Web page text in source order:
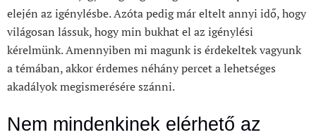
elején az igénylésbe. Azóta pedig már eltelt annyi idő, hogy
világosan lássuk, hogy min bukhat el az igénylési
kérelmünk. Amennyiben mi magunk is érdekeltek vagyunk
a témában, akkor érdemes néhány percet a lehetséges
akadályok megismerésére szánni.
Nem mindenkinek elérhető az